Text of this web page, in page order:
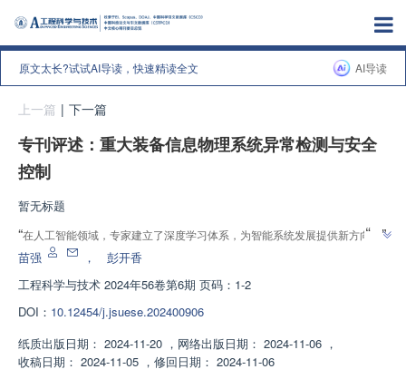
原文太长?试试AI导读，快速精读全文 AI导读
上一篇 | 下一篇
专刊评述：重大装备信息物理系统异常检测与安全
控制
暂无标题
“在人工智能领域，专家建立了深度学习体系，为智能系统发展提供新方向。 ”
”
苗强 ，
彭开香
工程科学与技术 2024年56卷第6期 页码：1-2
DOI： 10.12454/j.jsuese.202400906
纸质出版日期： 2024-11-20 ， 网络出版日期： 2024-11-06 ，
收稿日期： 2024-11-05 ， 修回日期： 2024-11-06